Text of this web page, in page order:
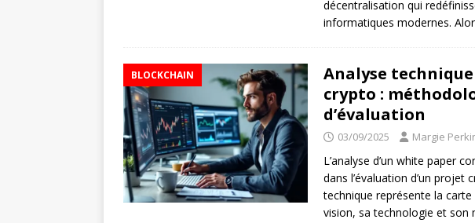
décentralisation qui
informatiques modernes.
BLOCKCHAIN
Analyse
crypto :
d’évaluation
03/09/2025 Margie
L’analyse d’un white paper
dans l’évaluation d’un projet
technique représente la
vision, sa technologie et son